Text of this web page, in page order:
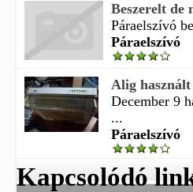
Beszerelt de
Páraelszívó
Páraelszívó
Alig
December 9
...
Páraelszívó
Kapcsolódó